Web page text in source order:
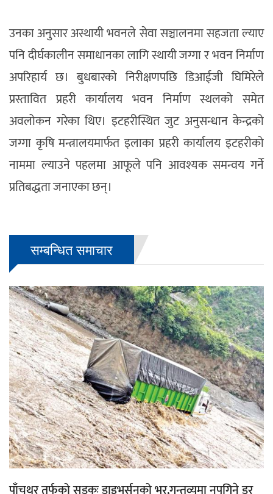
उनका अनुसार अस्थायी भवनले सेवा सञ्चालनमा सहजता ल्याए
पनि दीर्घकालीन समाधानका लागि स्थायी जग्गा र भवन निर्माण
अपरिहार्य छ। बुधबारको निरीक्षणपछि डिआईजी घिमिरेले
प्रस्तावित प्रहरी कार्यालय भवन निर्माण स्थलको समेत
अवलोकन गरेका थिए। इटहरीस्थित जुट अनुसन्धान केन्द्रको
जग्गा कृषि मन्त्रालयमार्फत इलाका प्रहरी कार्यालय इटहरीको
नाममा ल्याउने पहलमा आफूले पनि आवश्यक समन्वय गर्ने
प्रतिबद्धता जनाएका छन्।
सम्बन्धित समाचार